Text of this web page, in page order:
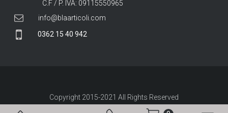
C.F / P. IVA: 09115550965
info@blaarticoli.com
0362 15 40 942
Copyright 2015-2021 All Rights Reserved